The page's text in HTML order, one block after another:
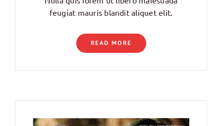
feugiat mauris blandit aliquet elit.
READ MORE